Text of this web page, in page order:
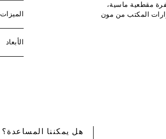
مقطعية ماسية،
المكتب من مون
الميزات
الأبعاد
هل يمكننا المساعدة؟